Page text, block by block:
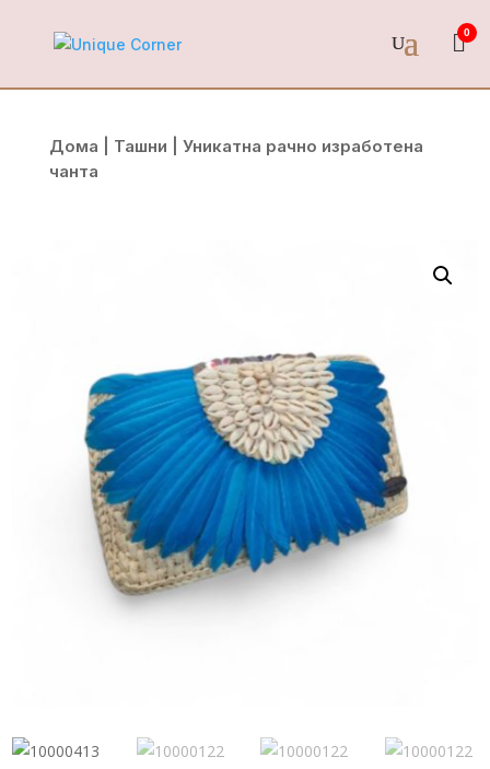
0
Дома Ташни | Уникатна рачно изработена
чанта